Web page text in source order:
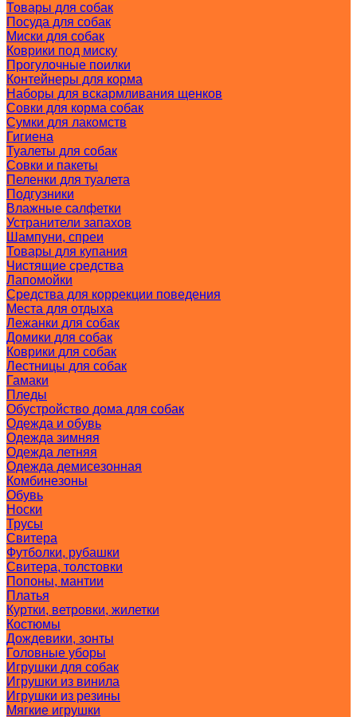
Товары для собак
Посуда для собак
Миски для собак
Коврики под миску
Прогулочные поилки
Контейнеры для корма
Наборы для вскармливания щенков
Совки для корма собак
Сумки для лакомств
Гигиена
Туалеты для собак
Совки и пакеты
Пеленки для туалета
Подгузники
Влажные салфетки
Устранители запахов
Шампуни, спреи
Товары для купания
Чистящие средства
Лапомойки
Средства для коррекции поведения
Места для отдыха
Лежанки для собак
Домики для собак
Коврики для собак
Лестницы для собак
Гамаки
Пледы
Обустройство дома для собак
Одежда и обувь
Одежда зимняя
Одежда летняя
Одежда демисезонная
Комбинезоны
Обувь
Носки
Трусы
Свитера
Футболки, рубашки
Свитера, толстовки
Попоны, мантии
Платья
Куртки, ветровки, жилетки
Костюмы
Дождевики, зонты
Головные уборы
Игрушки для собак
Игрушки из винила
Игрушки из резины
Мягкие игрушки